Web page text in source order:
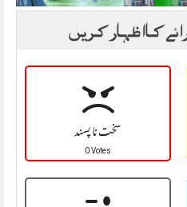
کا اظہار کریں
سخت نا پسند
0 Votes